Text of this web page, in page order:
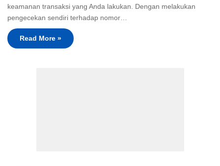
keamanan transaksi yang Anda lakukan. Dengan melakukan
pengecekan sendiri terhadap nomor…
Read More »